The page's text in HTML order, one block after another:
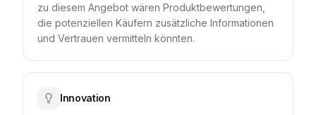
zu diesem Angebot wären Produktbewertungen,
die potenziellen Käufern zusätzliche Informationen
und Vertrauen vermitteln könnten.
Innovation